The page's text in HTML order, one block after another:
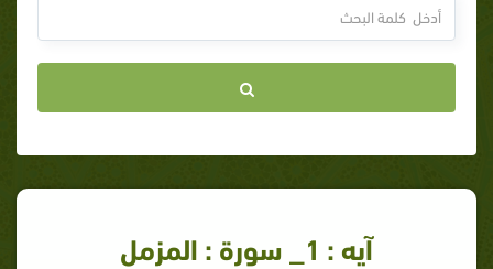
آيه : 1_ سورة : المزمل